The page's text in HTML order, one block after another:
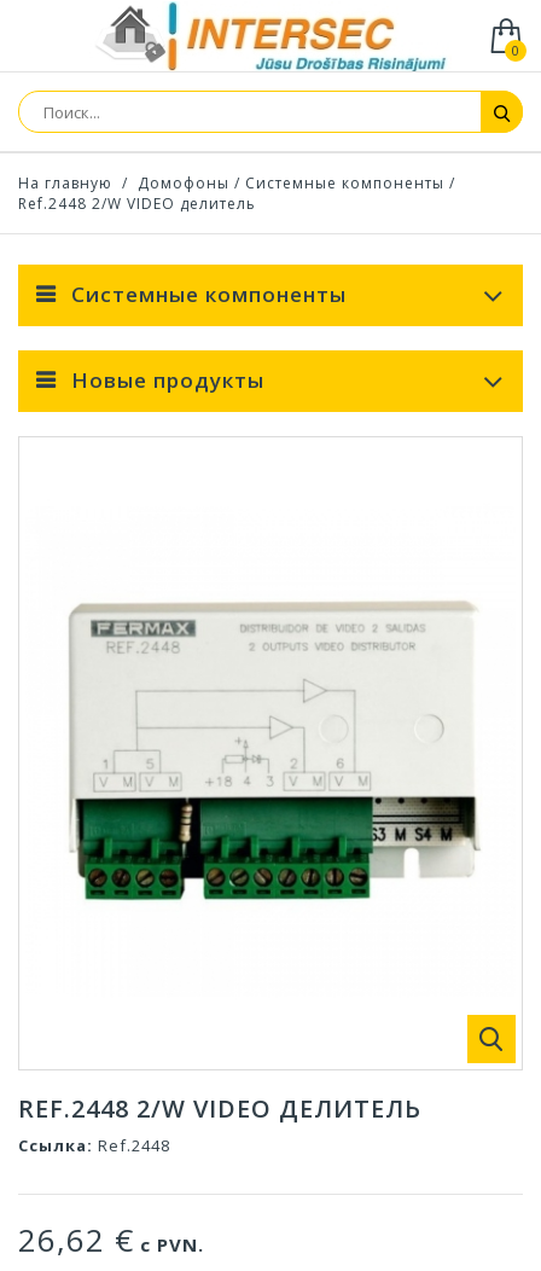
0
На главную / Домофоны / Системные компоненты /
Ref.2448 2/W VIDEO делитель
Системные компоненты
Новые продукты
REF.2448 2/W VIDEO ДЕЛИТЕЛЬ
Ссылка: Ref.2448
26,62 € с PVN.